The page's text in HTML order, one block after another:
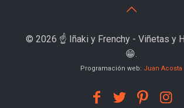
© 2026 ☝️ Iñaki y Frenchy - Viñetas y
😁.
Programación web: Juan Acosta